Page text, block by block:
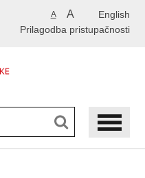
English
A A
Prilagodba pristupačnosti